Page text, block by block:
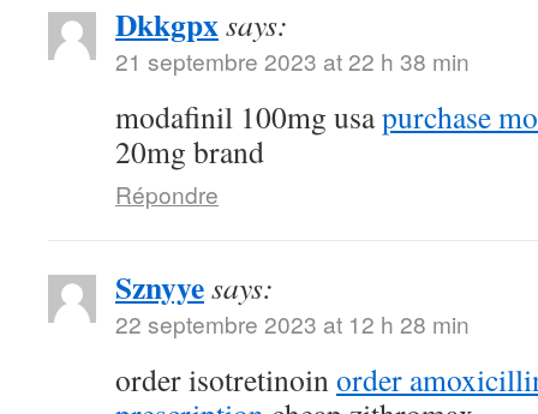
Dkkgpxsays:
21 septembre 2023 at 22 h 38 min
modafinil 100mg usapurchase
20mg brand
Répondre
Sznyyesays:
22 septembre 2023 at 12 h 28 min
order isotretinoinorder